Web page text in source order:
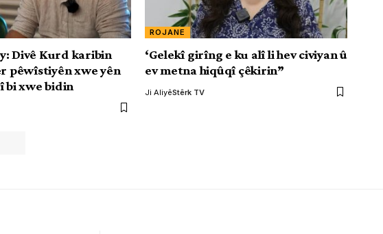
Divê Kurd karibin
pêwîstiyên xwe yên
bi xwe bidin
ROJANE
‘Gelekî girîng e ku alî li hev civiyan û
ev metna hiqûqî çêkirin”
Ji AliyêStêrk TV